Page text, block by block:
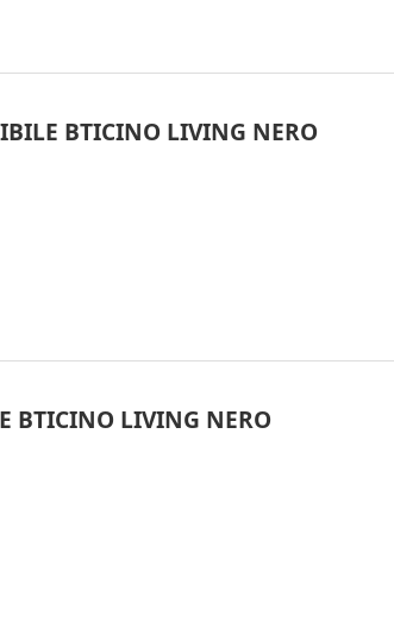
BTICINO LIVING NERO
BTICINO LIVING NERO